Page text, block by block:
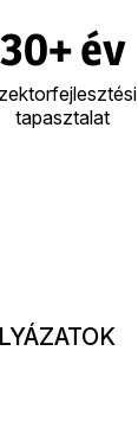
30+ év
tapasztalat